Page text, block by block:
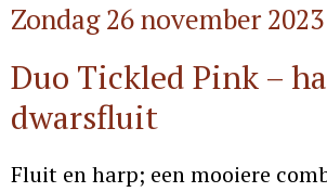
Zondag 26 november
Duo Tickled Pink –
dwarsfluit
Fluit en harp; een mooiere